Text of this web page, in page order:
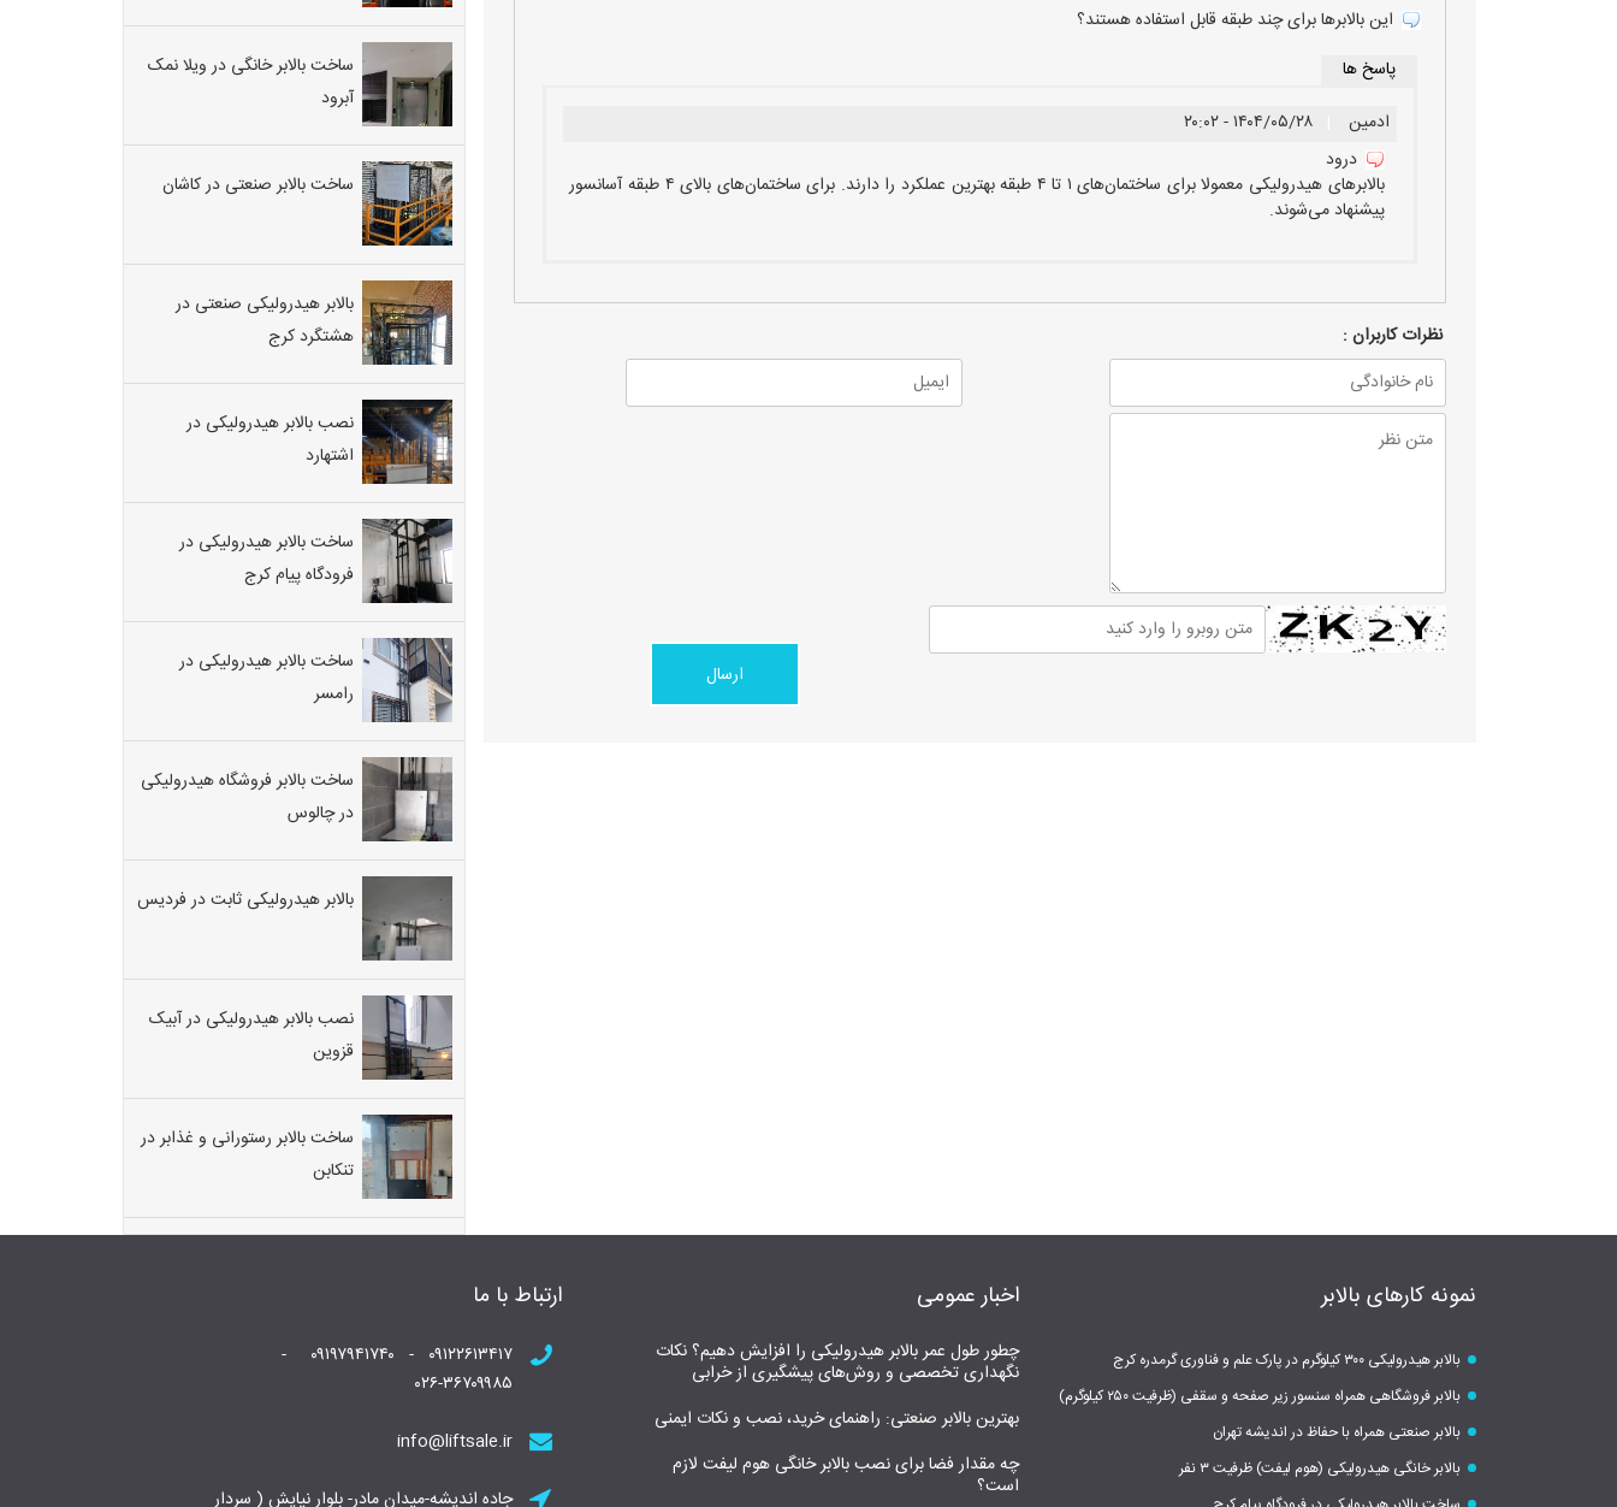
این بالابرها برای چند طبقه قابل استفاده هستند؟
پاسخ ها
ادمین
۱۴۰۴/۰۵/۲۸ - ۲۰:۰۲
درود
بالابرهای هیدرولیکی معمولا برای ساختمان‌های ۱ تا ۴ طبقه بهترین عملکرد را دارند. برای ساختمان‌های بالای ۴ طبقه آسانسور
پیشنهاد می‌شوند.
نظرات كاربران :
ساخت بالابر خانگی در ویلا نمک
آبرود
ساخت بالابر صنعتی در کاشان
بالابر هیدرولیکی صنعتی در
هشتگرد کرج
نصب بالابر هیدرولیکی در
اشتهارد
ساخت بالابر هیدرولیکی در
فرودگاه پیام کرج
ساخت بالابر هیدرولیکی در
رامسر
ساخت بالابر فروشگاه هیدرولیکی
در چالوس
بالابر هیدرولیکی ثابت در فردیس
نصب بالابر هیدرولیکی در آبیک
قزوین
ساخت بالابر رستورانی و غذابر در
تنکابن
نمونه کارهای بالابر
بالابر هیدرولیکی ۳۰۰ کیلوگرم در پارک علم و فناوری گرمدره کرج
بالابر فروشگاهی همراه سنسور زیر صفحه و سقفی (ظرفیت ۲۵۰ کیلوگرم)
بالابر صنعتی همراه با حفاظ در اندیشه تهران
بالابر خانگی هیدرولیکی (هوم لیفت) ظرفیت ۳ نفر
اخبار عمومی
چطور طول عمر بالابر هیدرولیکی را افزایش دهیم؟ نکات
نگهداری تخصصی و روش‌های پیشگیری از خرابی
بهترین بالابر صنعتی: راهنمای خرید، نصب و نکات ایمنی
چه مقدار فضا برای نصب بالابر خانگی هوم لیفت لازم
است؟
ارتباط با ما
۰۹۱۲۲۶۱۳۴۱۷ - ۰۹۱۹۷۹۴۱۷۴۰ -
۰۲۶-۳۶۷۰۹۹۸۵
info@liftsale.ir
جاده اندیشه-میدان مادر- بلوار نیایش ( سردار